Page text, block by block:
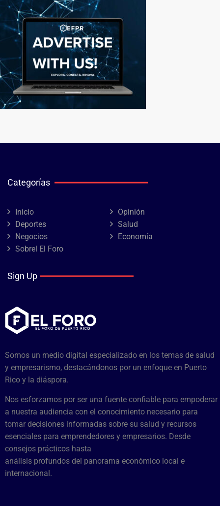
Categorías
Inicio
Opinión
Deportes
Salud
Negocios
Economía
Sobrel El Foro
Sign Up
Somos un medio digital especializado en los temas de salud
y empresarismo, destacándonos por un enfoque en Puerto
Rico y la diáspora.
Nos esforzamos por ser una fuente confiable para empoderar
a nuestra audiencia con el conocimiento necesario para
tomar decisiones informadas sobre su salud y recursos
esenciales para emprendedores y empresarios. Desde
consejos prácticos hasta
análisis profundos del panorama económico local e
internacional.